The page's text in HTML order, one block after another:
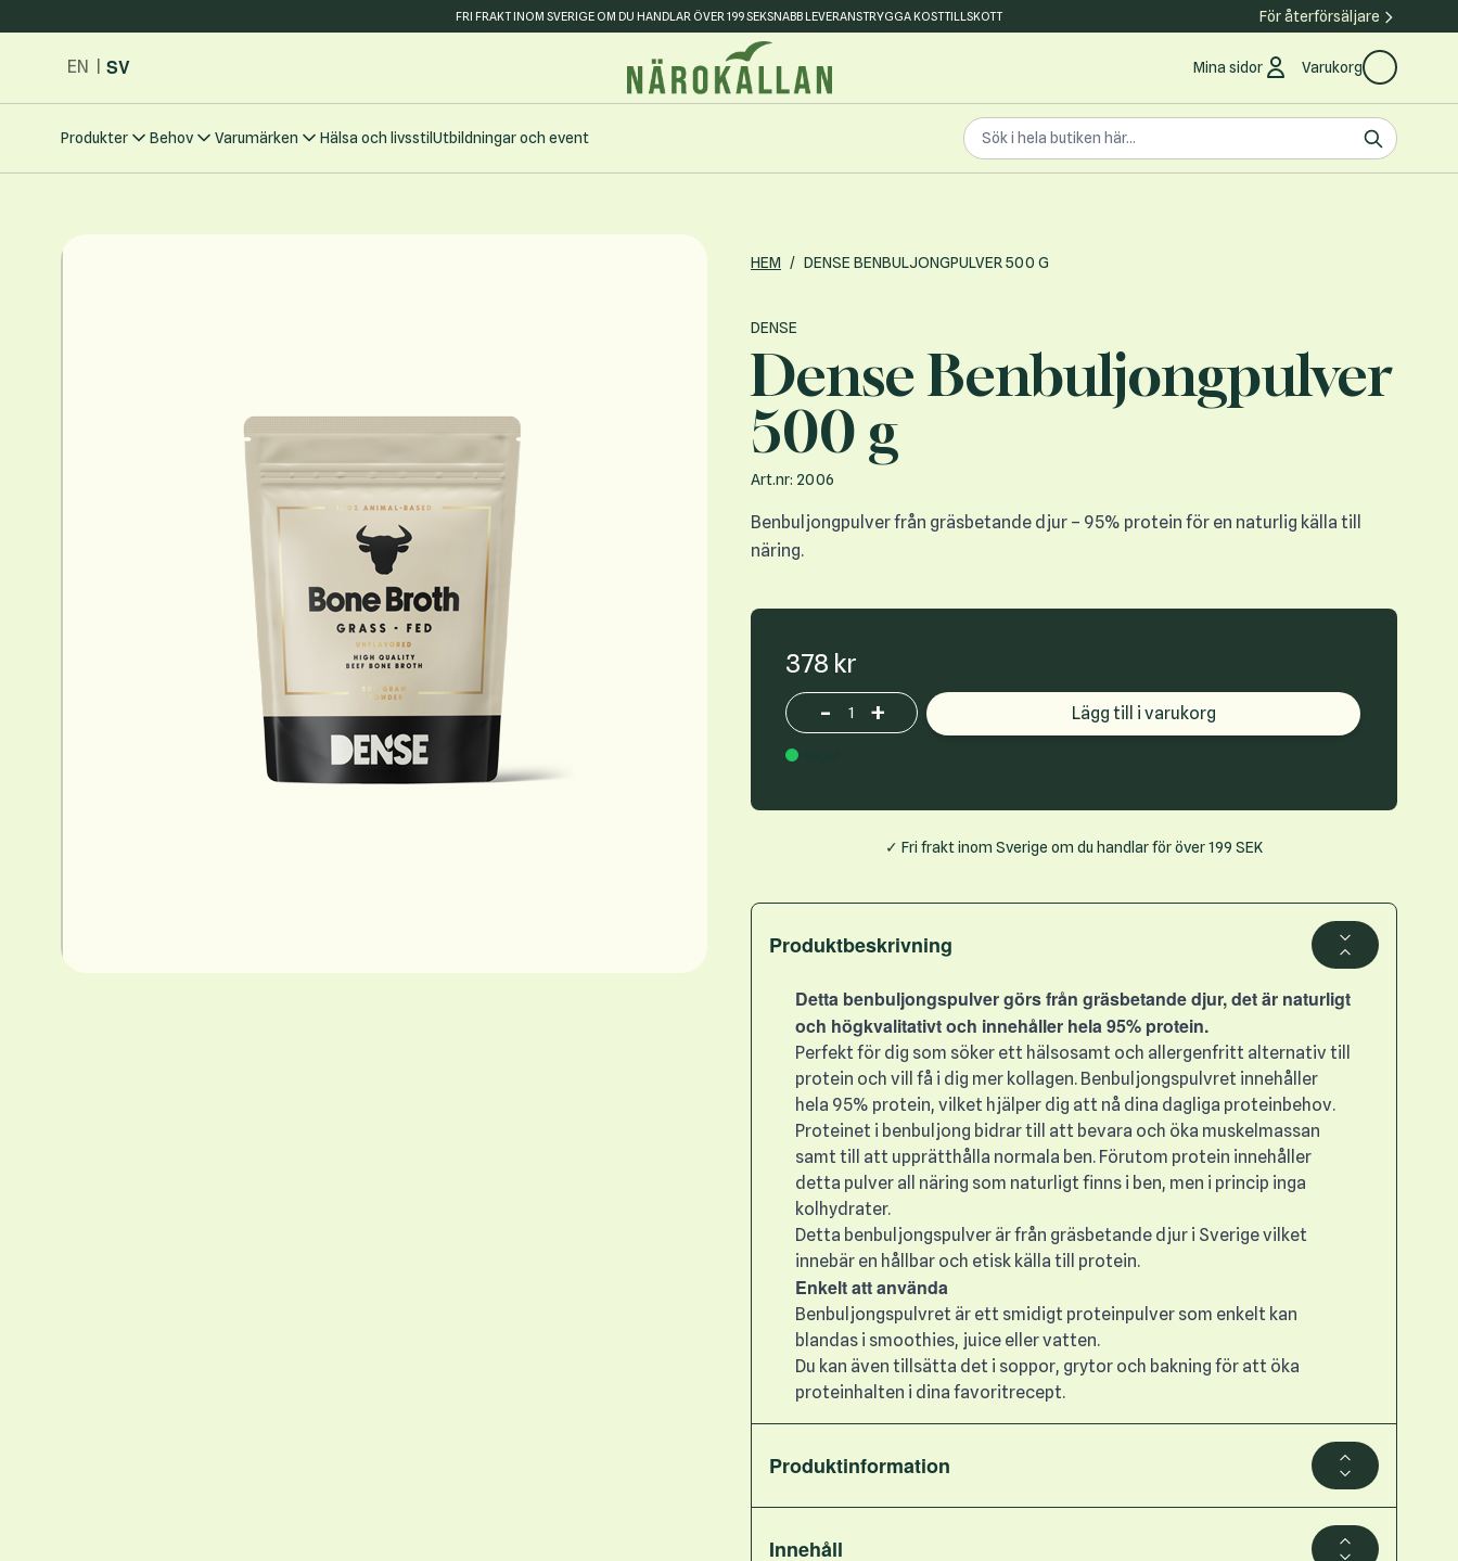
FRI FRAKT INOM SVERIGE OM DU HANDLAR ÖVER 199 SEKSNABB LEVERANSTRYGGA KOSTTILLSKOTT
För återförsäljare
EN SV Mina sidor Varukorg
Produkter Behov Varumärken Hälsa och livsstilUtbildningar och event
Search the store
Sök
HEM / DENSE BENBULJONGPULVER 500 G
DENSE
Dense Benbuljongpulver
500 g
Art.nr: 2006
Benbuljongpulver från gräsbetande djur – 95% protein för en naturlig källa till
näring.
378 kr
Increase or decrease product quantity
- + Lägg till i varukorg
✓ Fri frakt inom Sverige om du handlar för över 199 SEK
Produktbeskrivning
Detta benbuljongspulver görs från gräsbetande djur, det är naturligt
och högkvalitativt och innehåller hela 95% protein.
Perfekt för dig som söker ett hälsosamt och allergenfritt alternativ till
protein och vill få i dig mer kollagen. Benbuljongspulvret innehåller
hela 95% protein, vilket hjälper dig att nå dina dagliga proteinbehov.
Proteinet i benbuljong bidrar till att bevara och öka muskelmassan
samt till att upprätthålla normala ben. Förutom protein innehåller
detta pulver all näring som naturligt finns i ben, men i princip inga
kolhydrater.
Detta benbuljongspulver är från gräsbetande djur i Sverige vilket
innebär en hållbar och etisk källa till protein.
Enkelt att använda
Benbuljongspulvret är ett smidigt proteinpulver som enkelt kan
blandas i smoothies, juice eller vatten.
Du kan även tillsätta det i soppor, grytor och bakning för att öka
proteinhalten i dina favoritrecept.
Produktinformation
Innehåll